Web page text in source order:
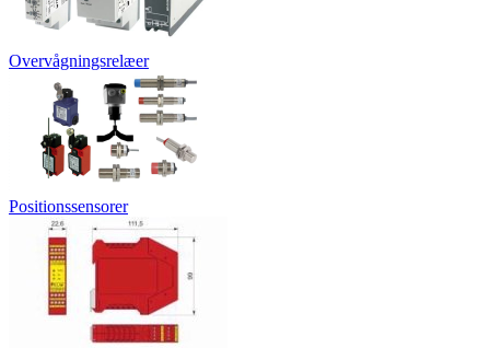
Overvågningsrelæer
Positionssensorer